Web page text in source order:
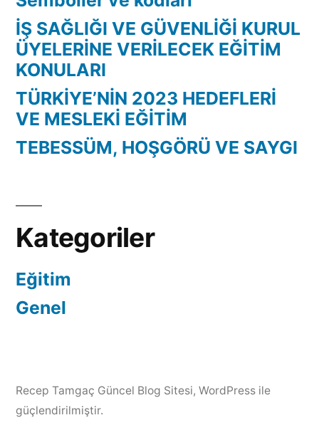
İŞ SAĞLIĞI VE GÜVENLİĞİ KURUL
ÜYELERİNE VERİLECEK EĞİTİM
KONULARI
TÜRKİYE’NİN 2023 HEDEFLERİ
VE MESLEKİ EĞİTİM
TEBESSÜM, HOŞGÖRÜ VE SAYGI
Kategoriler
Eğitim
Genel
Recep Tamgaç Güncel Blog Sitesi, WordPress ile
güçlendirilmiştir.